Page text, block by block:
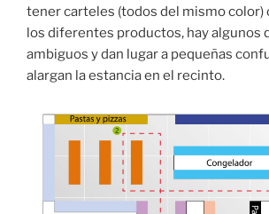
tener carteles (todos del mismo color)
los diferentes productos, hay algunos
ambiguos y dan lugar a pequeñas
alargan la estancia en el recinto.